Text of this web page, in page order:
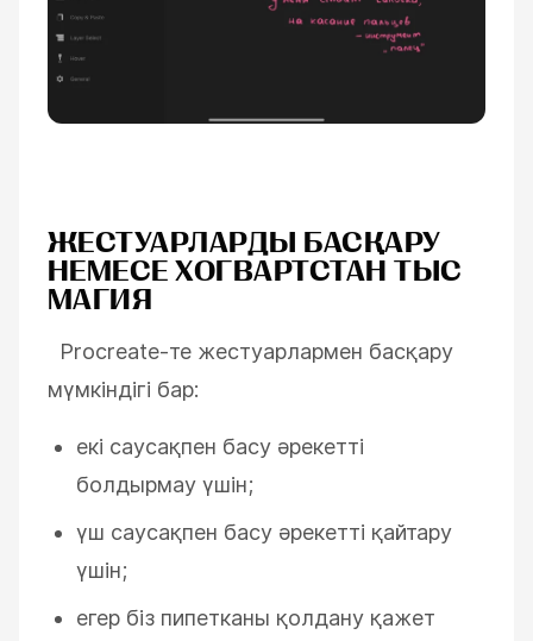
ЖЕСТУАРЛАРДЫ БАСҚАРУ
НЕМЕСЕ ХОГВАРТСТАН ТЫС
МАГИЯ
Procreate-те жестуарлармен басқару
мүмкіндігі бар:
екі саусақпен басу әрекетті
болдырмау үшін;
үш саусақпен басу әрекетті қайтару
үшін;
егер біз пипетканы қолдану қажет